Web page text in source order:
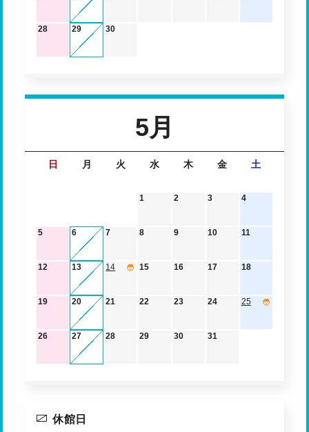
28 29 30
5月
日 月 火 水 木 金 土
1 2 3 4
5 6 7 8 9 10 11
12 13 14 15 16 17 18
19 20 21 22 23 24 25
26 27 28 29 30 31
休館日